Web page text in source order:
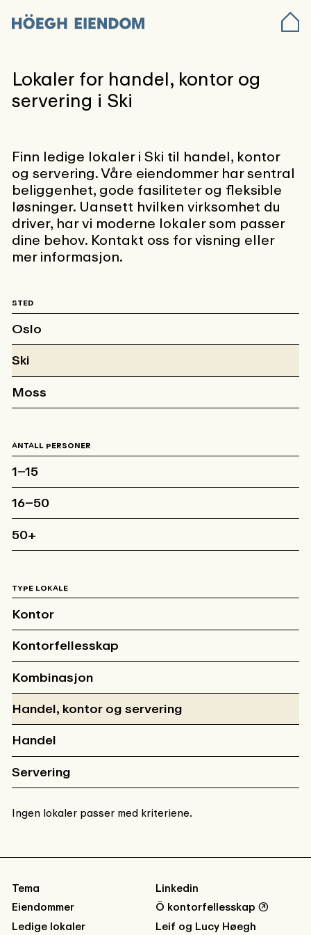
Lokaler for handel, kontor og
servering i Ski
Finn ledige lokaler i Ski til handel, kontor
og servering. Våre eiendommer har sentral
beliggenhet, gode fasiliteter og fleksible
løsninger. Uansett hvilken virksomhet du
driver, har vi moderne lokaler som passer
dine behov. Kontakt oss for visning eller
mer informasjon.
STED
Oslo
Ski
Moss
ANTALL PERSONER
1–15
16–50
50+
TYPE LOKALE
Kontor
Kontorfellesskap
Kombinasjon
Handel, kontor og servering
Handel
Servering
Ingen lokaler passer med kriteriene.
Tema
Eiendommer
Ledige lokaler
Linkedin
Ö kontorfellesskap ↗
Leif og Lucy Høegh